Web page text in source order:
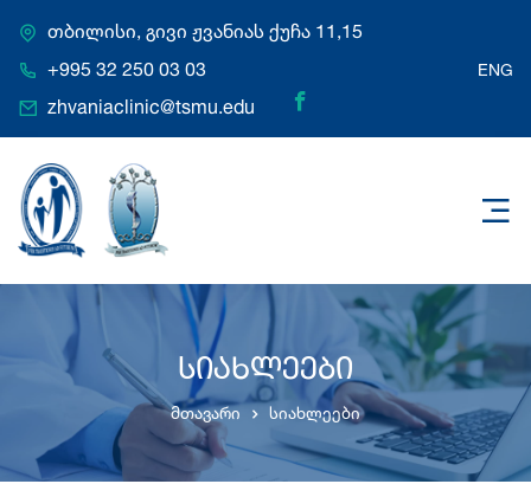
თბილისი, გივი ჟვანიას ქუჩა 11,15
+995 32 250 03 03
zhvaniaclinic@tsmu.edu
ENG
სიახლეები
მთავარი სიახლეები